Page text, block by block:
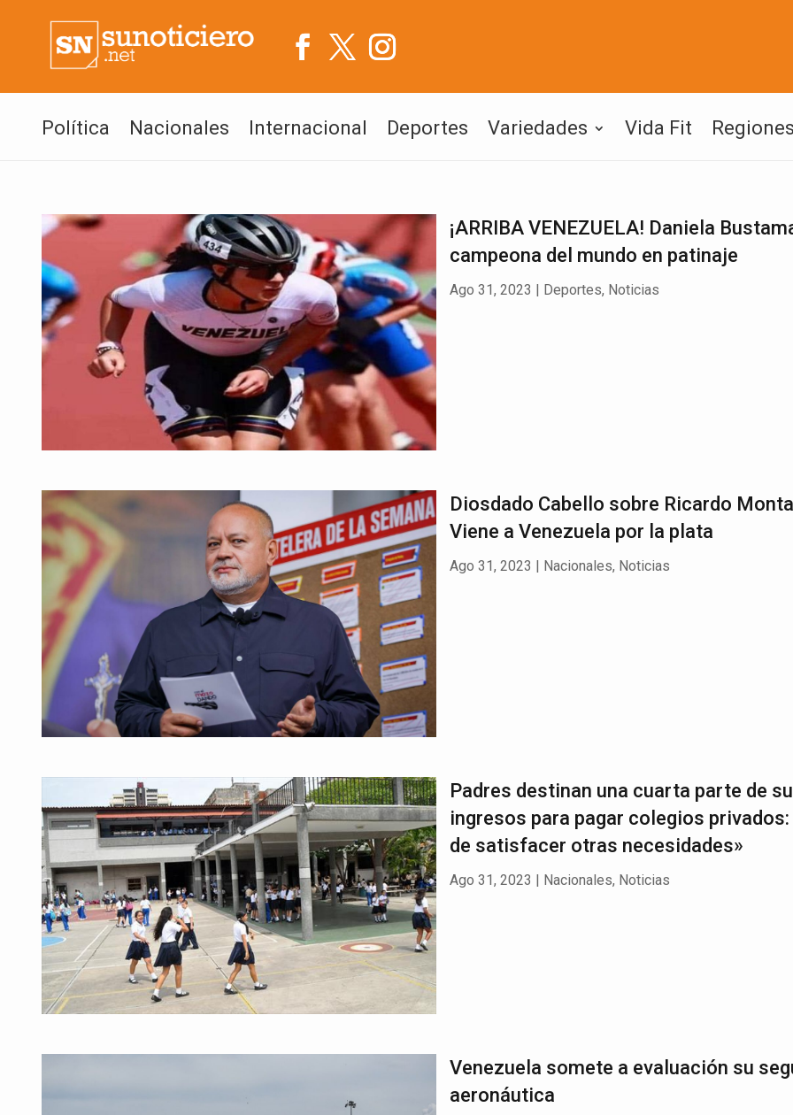
Política Nacionales Internacional Deportes Variedades Vida Fit
¡ARRIBA VENEZUELA! Daniela
campeona del mundo en patinaje
Ago 31, 2023 | Deportes, Noticias
Diosdado Cabello sobre Ricardo
Viene a Venezuela por la plata
Ago 31, 2023 Nacionales, Noticias
Padres destinan una cuarta parte de
ingresos para pagar colegios privados:
de satisfacer otras necesidades»
Ago 31, 2023 | Nacionales, Noticias
Venezuela somete a evaluación su
aeronáutica